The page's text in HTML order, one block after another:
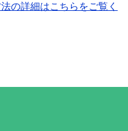
の詳細はこちらをご覧く